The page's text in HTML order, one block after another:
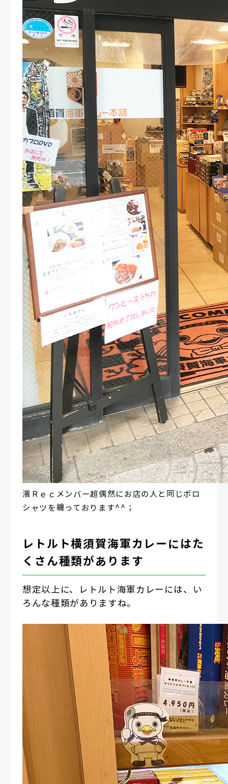
濱Ｒｅｃメンバー超偶然にお店の人と同じポロ
シャツを纏っております^^；
レトルト横須賀海軍カレーにはた
くさん種類があります
想定以上に、レトルト海軍カレーには、い
ろんな種類がありますね。